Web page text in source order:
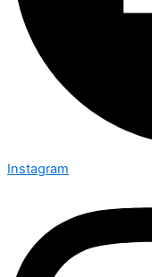
Instagram